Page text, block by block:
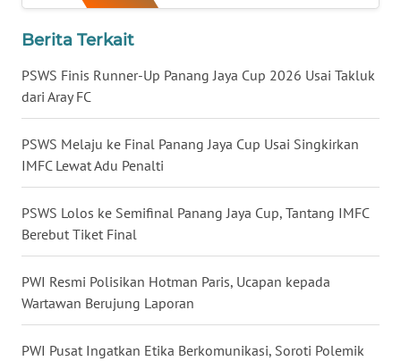
Berita Terkait
PSWS Finis Runner-Up Panang Jaya Cup 2026 Usai Takluk
dari Aray FC
PSWS Melaju ke Final Panang Jaya Cup Usai Singkirkan
IMFC Lewat Adu Penalti
PSWS Lolos ke Semifinal Panang Jaya Cup, Tantang IMFC
Berebut Tiket Final
PWI Resmi Polisikan Hotman Paris, Ucapan kepada
Wartawan Berujung Laporan
PWI Pusat Ingatkan Etika Berkomunikasi, Soroti Polemik
WN
WN
WN
BALI
WN
KALBAR